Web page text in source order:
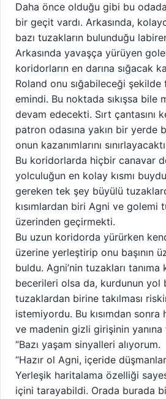
Daha önce olduğu gibi bu
bir geçit vardı. Arkasında,
bazı tuzakların bulunduğu
Arkasında yavaşça yürüyen
koridorların en darına sığacak
Roland onu sığabileceği şekilde
emindi. Bu noktada sıkışsa bile
devam edecekti. Sırt çantasını
patron odasına yakın bir yerde
onun kazanımlarını
Bu koridorlarda hiçbir canavar
yolculuğun en kolay kısmı
gereken tek şey büyülü
kısımlardan biri Agni ve golemi
üzerinden geçirmekti.
Bu uzun koridorda yürürken
üzerine yerleştirip onu başının
buldu. Agni’nin tuzakları tanıma
becerileri olsa da, kurdunun yol
tuzaklardan birine takılması
istemiyordu. Bu kısımdan
ve madenin gizli girişinin yanına
“Bazı yaşam sinyalleri alıyorum.
“Hazır ol Agni, içeride
Yerleşik haritalama özelliği
içini tarayabildi. Orada burada